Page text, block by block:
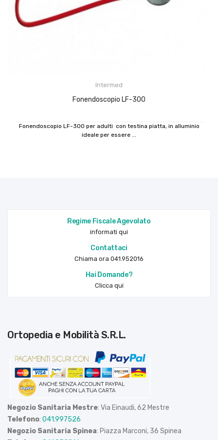
Intermed
Fonendoscopio LF-300
Fonendoscopio LF-300 per adulti con testina piatta, in alluminio
ideale per essere ...
Regime Fiscale Agevolato
informati qui
Contattaci
Chiama ora 041.952016
Hai Domande?
Clicca qui
Ortopedia e Mobilità S.R.L.
Negozio Sanitaria Mestre: Via Einaudi, 62 Mestre
Telefono: 041.997526
Negozio Sanitaria Spinea: Piazza Marconi, 36 Spinea